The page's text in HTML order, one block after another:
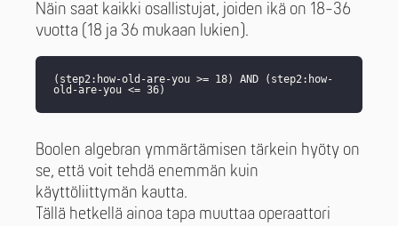
Näin saat kaikki osallistujat, joiden ikä on 18-36
vuotta (18 ja 36 mukaan lukien).
(step2:how-old-are-you >= 18) AND (step2:how-
old-are-you <= 36)
Boolen algebran ymmärtämisen tärkein hyöty on
se, että voit tehdä enemmän kuin
käyttöliittymän kautta.
Tällä hetkellä ainoa tapa muuttaa operaattori